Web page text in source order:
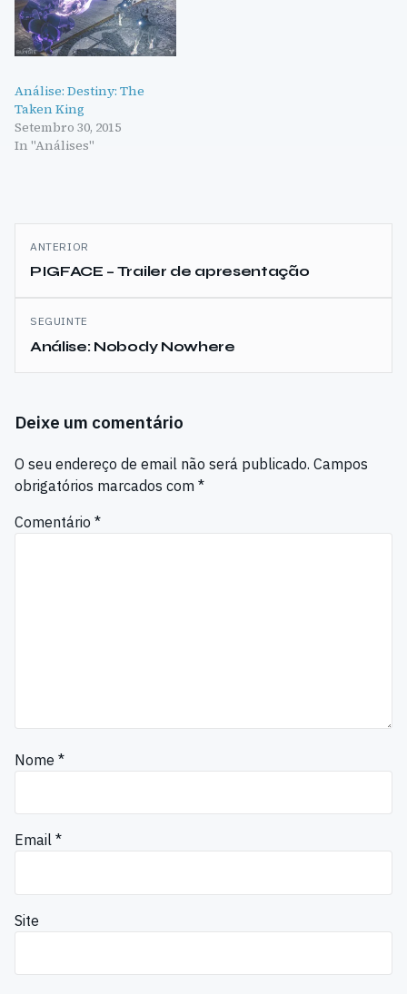
Análise: Destiny: The
Taken King
Setembro 30, 2015
In "Análises"
Navegação
de
artigos
ANTERIOR
PIGFACE – Trailer de apresentação
SEGUINTE
Análise: Nobody Nowhere
Deixe um comentário
O seu endereço de email não será publicado. Campos
obrigatórios marcados com *
Comentário *
Nome *
Email *
Site